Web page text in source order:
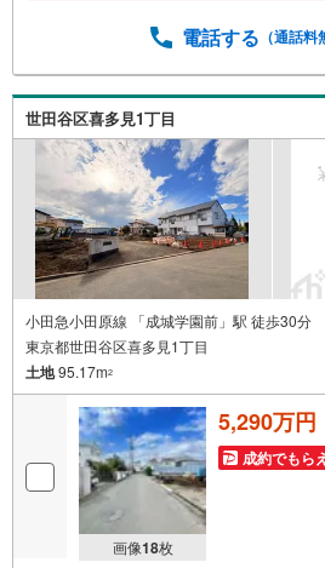
お問い合わせがスムーズです
もらえる「Yahoo！不動産 物
象になります。「資料をもらう
ンからお問い合わせください。
ログインしてください。
できません。”
電話する （通話料
世田谷区喜多見1丁目
小田急小田原線 「成城学園前」駅 徒歩30分
東京都世田谷区喜多見1丁目
土地95.17m2
画像18枚
5,290万円
成約でもら